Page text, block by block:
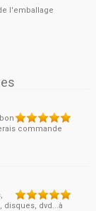
l'emballage
commande
dvd...à